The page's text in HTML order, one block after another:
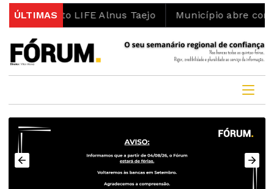
ÚLTIMAS
LIFE Alnus Taejo Município abre concurso